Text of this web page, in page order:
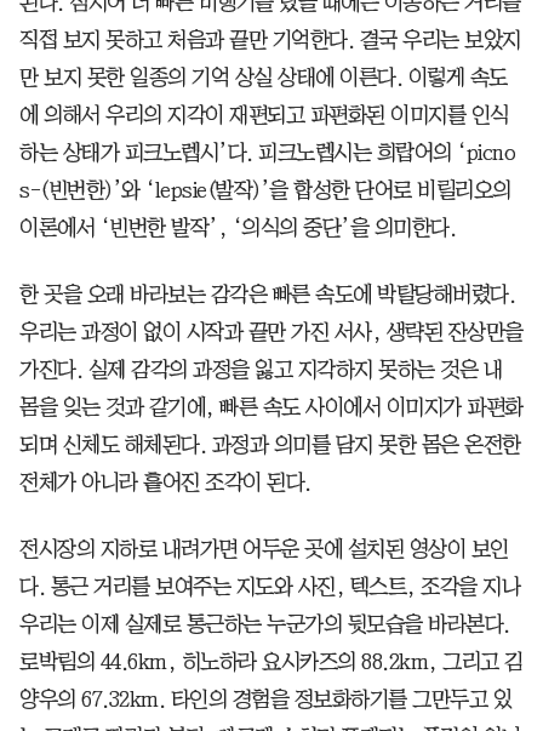
직접 보지 못하고 처음과 끝만 기억한다. 결국 우리는 보았지
만 보지 못한 일종의 기억 상실 상태에 이른다. 이렇게 속도
에 의해서 우리의 지각이 재편되고 파편화된 이미지를 인식
하는 상태가 피크노렙시’다. 피크노렙시는 희랍어의 ‘picno
s-(빈번한)’와 ‘lepsie(발작)’을 합성한 단어로 비릴리오의
이론에서 ‘빈번한 발작’, ‘의식의 중단’을 의미한다.
한 곳을 오래 바라보는 감각은 빠른 속도에 박탈당해버렸다.
우리는 과정이 없이 시작과 끝만 가진 서사, 생략된 잔상만을
가진다. 실제 감각의 과정을 잃고 지각하지 못하는 것은 내
몸을 잊는 것과 같기에, 빠른 속도 사이에서 이미지가 파편화
되며 신체도 해체된다. 과정과 의미를 담지 못한 몸은 온전한
전체가 아니라 흩어진 조각이 된다.
전시장의 지하로 내려가면 어두운 곳에 설치된 영상이 보인
다. 통근 거리를 보여주는 지도와 사진, 텍스트, 조각을 지나
우리는 이제 실제로 통근하는 누군가의 뒷모습을 바라본다.
로박림의 44.6km, 히노하라 요시카즈의 88.2km, 그리고 김
양우의 67.32km. 타인의 경험을 정보화하기를 그만두고 있